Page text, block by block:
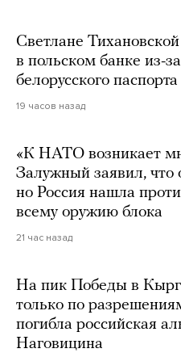
Светлане
в польском банке из-
белорусского паспорта
19 часов назад
«К НАТО возникает
Залужный заявил, что
но Россия нашла
всему оружию блока
21 час назад
На пик Победы в
только по
погибла российская
Наговицина